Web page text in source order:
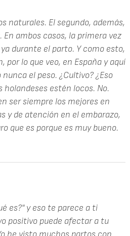
naturales. El segundo, además,
ambos casos, la primera vez
durante el parto. Y como esto,
por lo que veo, en España y aquí
el peso. ¿Cultivo? ¿Eso
holandeses estén locos. No.
ser siempre los mejores en
y de atención en el embarazo,
que es porque es muy bueno.
es?" y eso te parece a ti
positivo puede afectar a tu